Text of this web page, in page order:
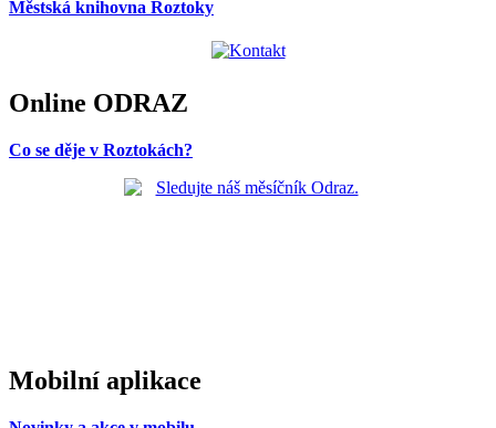
Městská knihovna Roztoky
Online ODRAZ
Co se děje v Roztokách?
Mobilní aplikace